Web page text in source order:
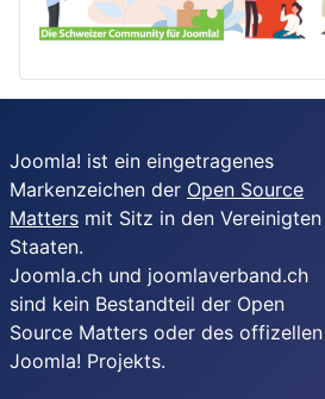
Joomla! ist ein eingetragenes
Markenzeichen der Open Source
Matters mit Sitz in den Vereinigten
Staaten.
Joomla.ch und joomlaverband.ch
sind kein Bestandteil der Open
Source Matters oder des offizellen
Joomla! Projekts.